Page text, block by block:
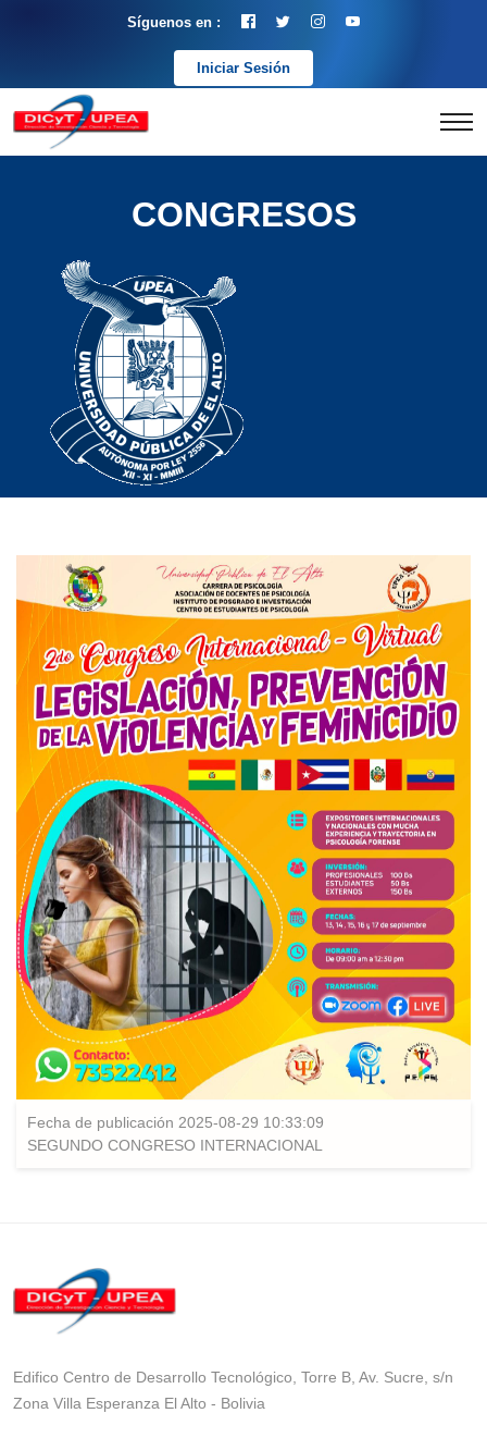
Síguenos en :
Iniciar Sesión
CONGRESOS
Fecha de publicación 2025-08-29 10:33:09
SEGUNDO CONGRESO INTERNACIONAL
Edifico Centro de Desarrollo Tecnológico, Torre B, Av. Sucre, s/n
Zona Villa Esperanza El Alto - Bolivia